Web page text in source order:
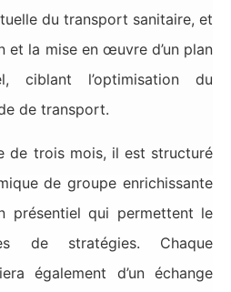
du transport sanitaire, et
et la mise en œuvre d’un plan
ciblant l’optimisation du
de transport.
de trois mois, il est structuré
de groupe enrichissante
présentiel qui permettent le
de stratégies. Chaque
également d’un échange